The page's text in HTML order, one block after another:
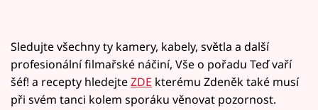
Sledujte všechny ty kamery, kabely, světla a další
profesionální filmařské náčiní, Vše o pořadu Teď vaří
šéf! a recepty hledejteZDE kterému Zdeněk také musí
při svém tanci kolem sporáku věnovat pozornost.